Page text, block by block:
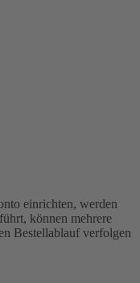
einrichten, werden
können mehrere
Bestellablauf verfolgen